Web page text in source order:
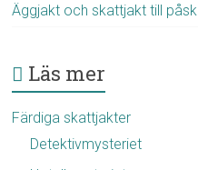
Äggjakt och skattjakt till påsk
Läs mer
Färdiga skattjakter
Detektivmysteriet